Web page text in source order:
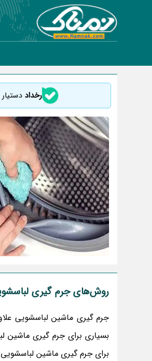
رخداد
روش‌های جرم گیری
جرم گیری ماشین لباسشویی
بسیاری برای جرم گیری ماشین
برای جرم گیری ماشین